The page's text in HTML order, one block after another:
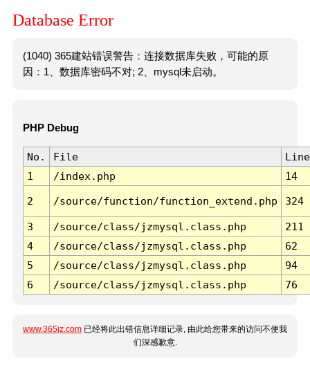
Database Error
(1040) 365建站错误警告：连接数据库失败，可能的原
因：1、数据库密码不对; 2、mysql未启动。
PHP Debug
No. File
Line
1
/index.php 14
2 /source/function/function_extend.php 324
3 /source/class/jzmysql.class.php
211
4
/source/class/jzmysql.class.php
62
5
/source/class/jzmysql.class.php
94
6
/source/class/jzmysql.class.php 76
www.365jz.com 已经将此出错信息详细记录, 由此给您带来的访问不便我
们深感歉意.